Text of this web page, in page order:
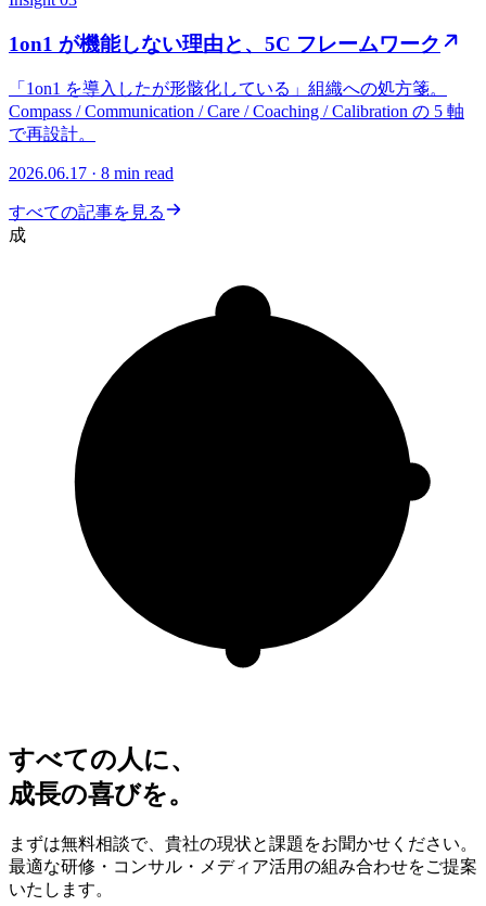
1on1 が機能しない理由と、5C フレームワーク
「1on1 を導入したが形骸化している」組織への処方箋。
Compass / Communication / Care / Coaching / Calibration の 5 軸
で再設計。
2026.06.17 · 8 min read
すべての記事を見る
成
すべての人に、
成長の喜びを。
まずは無料相談で、貴社の現状と課題をお聞かせください。
最適な研修・コンサル・メディア活用の組み合わせをご提案
いたします。